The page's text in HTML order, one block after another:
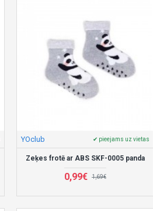
YOclub ✔ pieejams uz vietas
Zeķes frotē ar ABS SKF-0005 panda
0,99€ 1,69€